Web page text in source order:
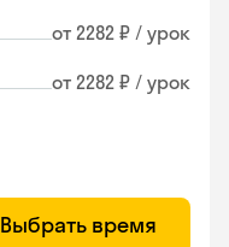
от 2282 ₽ / урок
от 2282 ₽ / урок
Выбрать время